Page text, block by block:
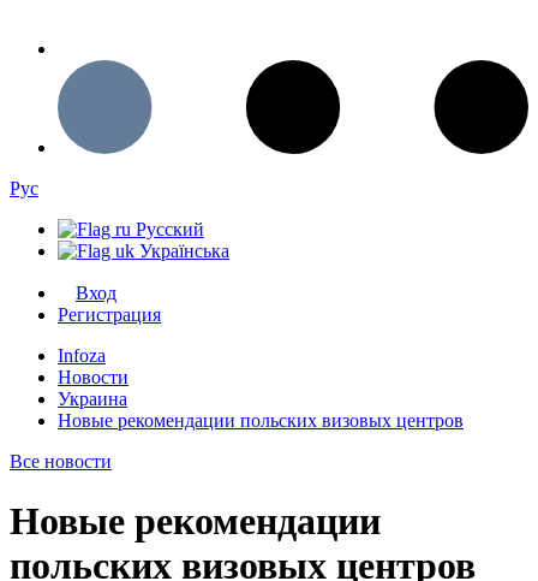
Рус
Русский
Українська
Вход
Регистрация
Infoza
Новости
Украина
Новые рекомендации польских визовых центров
Все новости
Новые рекомендации
польских визовых центров